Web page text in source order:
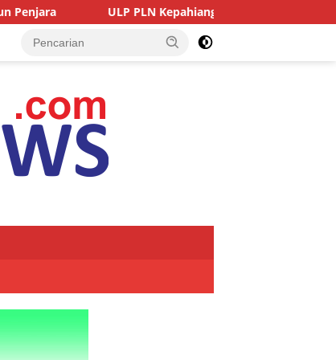
ULP PLN Kepahiang Respon Cepat Laporan Warga Sidodadi